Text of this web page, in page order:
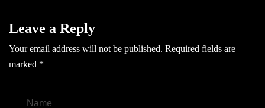
Leave a Reply
Your email address will not be published. Required fields are
marked *